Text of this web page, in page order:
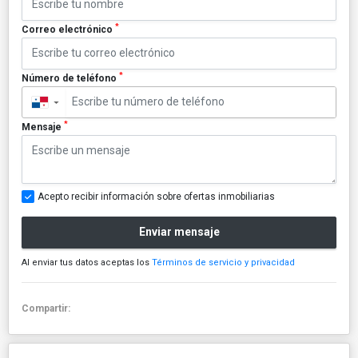
Correo electrónico *
Número de teléfono *
▼
Mensaje *
Acepto recibir información sobre ofertas inmobiliarias
Enviar mensaje
Al enviar tus datos aceptas los Términos de servicio y privacidad
Compartir: